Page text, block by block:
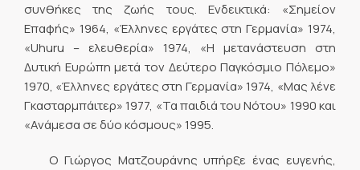
συνθήκες της ζωής τους. Ενδεικτικά: «Σημείον
Επαφής» 1964, «Έλληνες εργάτες στη Γερμανία» 1974,
«Uhuru – ελευθερία» 1974, «Η μετανάστευση στη
Δυτική Ευρώπη μετά τον Δεύτερο Παγκόσμιο Πόλεμο»
1970, «Έλληνες εργάτες στη Γερμανία» 1974, «Μας λένε
Γκασταρμπάιτερ» 1977, «Τα παιδιά του Νότου» 1990 και
«Ανάμεσα σε δύο κόσμους» 1995.
Ο Γιώργος Ματζουράνης υπήρξε ένας ευγενής,